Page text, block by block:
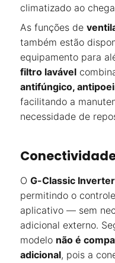
climatizado ao
As funções de
também estão
equipamento para
filtro lavável
antifúngico,
facilitando a
necessidade de
O G-Classic Inverter
permitindo o
aplicativo — sem
adicional externo.
modelo não é
adicional, pois a